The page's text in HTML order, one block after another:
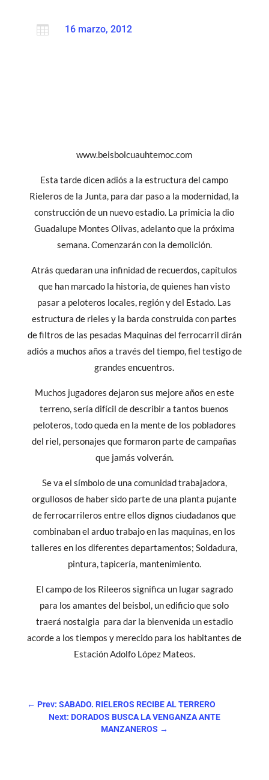
 16 marzo, 2012
www.beisbolcuauhtemoc.com
Esta tarde dicen adiós a la estructura del campo
Rieleros de la Junta, para dar paso a la modernidad, la
construcción de un nuevo estadio. La primicia la dio
Guadalupe Montes Olivas, adelanto que la próxima
semana. Comenzarán con la demolición.
Atrás quedaran una infinidad de recuerdos, capítulos
que han marcado la historia, de quienes han visto
pasar a peloteros locales, región y del Estado. Las
estructura de rieles y la barda construida con partes
de filtros de las pesadas Maquinas del ferrocarril dirán
adiós a muchos años a través del tiempo, fiel testigo de
grandes encuentros.
Muchos jugadores dejaron sus mejore años en este
terreno, sería difícil de describir a tantos buenos
peloteros, todo queda en la mente de los pobladores
del riel, personajes que formaron parte de campañas
que jamás volverán.
Se va el símbolo de una comunidad trabajadora,
orgullosos de haber sido parte de una planta pujante
de ferrocarrileros entre ellos dignos ciudadanos que
combinaban el arduo trabajo en las maquinas, en los
talleres en los diferentes departamentos; Soldadura,
pintura, tapicería, mantenimiento.
El campo de los Rileeros significa un lugar sagrado
para los amantes del beisbol, un edificio que solo
traerá nostalgia para dar la bienvenida un estadio
acorde a los tiempos y merecido para los habitantes de
Estación Adolfo López Mateos.
← Prev: SABADO. RIELEROS RECIBE AL TERRERO
Next: DORADOS BUSCA LA VENGANZA ANTE
MANZANEROS →